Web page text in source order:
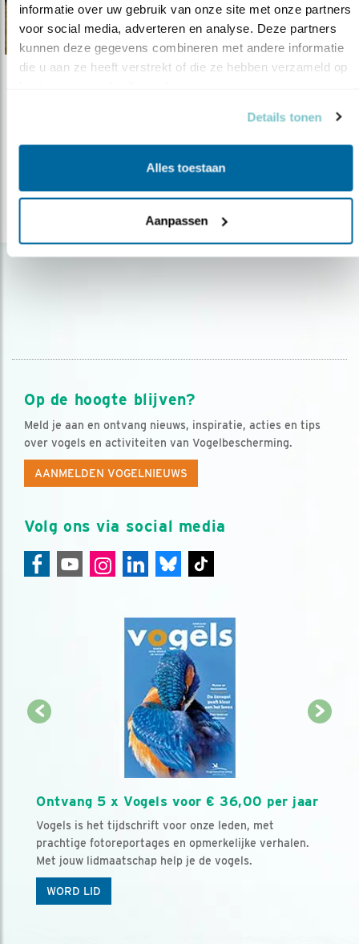
informatie over uw gebruik van onze site met onze partners
voor social media, adverteren en analyse. Deze partners
kunnen deze gegevens combineren met andere informatie
die u aan ze heeft verstrekt of die ze hebben verzameld op
Details tonen
Alles toestaan
Aanpassen
Zeeuwse vogels en hun verhalen
Op de hoogte blijven?
Meld je aan en ontvang nieuws, inspiratie, acties en tips
over vogels en activiteiten van Vogelbescherming.
AANMELDEN VOGELNIEUWS
Volg ons via social media
Ontvang 5 x Vogels voor € 36,00 per jaar
Vogels is het tijdschrift voor onze leden, met
prachtige fotoreportages en opmerkelijke verhalen.
Met jouw lidmaatschap help je de vogels.
WORD LID